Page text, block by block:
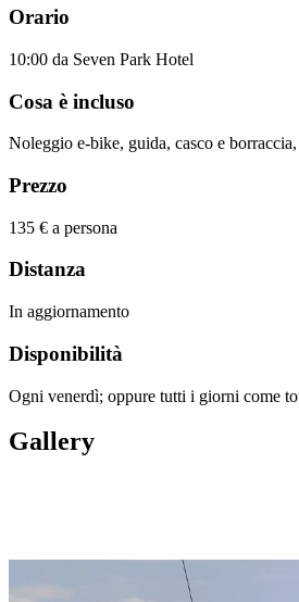
Orario
10:00 da Seven Park Hotel
Cosa è incluso
Noleggio e-bike, guida, casco e
Prezzo
135 € a persona
Distanza
In aggiornamento
Disponibilità
Ogni venerdì; oppure tutti i giorni come
Gallery